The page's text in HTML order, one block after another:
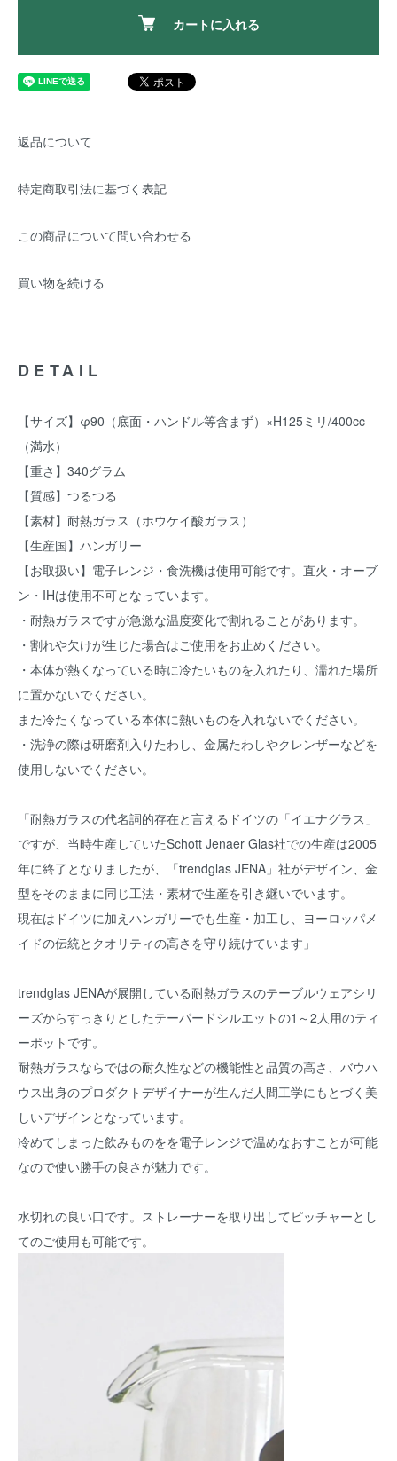
カートに入れる
返品について
特定商取引法に基づく表記
この商品について問い合わせる
買い物を続ける
DETAIL
【サイズ】φ90（底面・ハンドル等含まず）×H125ミリ/400cc
（満水）
【重さ】340グラム
【質感】つるつる
【素材】耐熱ガラス（ホウケイ酸ガラス）
【生産国】ハンガリー
【お取扱い】電子レンジ・食洗機は使用可能です。直火・オーブ
ン・IHは使用不可となっています。
・耐熱ガラスですが急激な温度変化で割れることがあります。
・割れや欠けが生じた場合はご使用をお止めください。
・本体が熱くなっている時に冷たいものを入れたり、濡れた場所
に置かないでください。
また冷たくなっている本体に熱いものを入れないでください。
・洗浄の際は研磨剤入りたわし、金属たわしやクレンザーなどを
使用しないでください。
「耐熱ガラスの代名詞的存在と言えるドイツの「イエナグラス」
ですが、当時生産していたSchott Jenaer Glas社での生産は2005
年に終了となりましたが、「trendglas JENA」社がデザイン、金
型をそのままに同じ工法・素材で生産を引き継いでいます。
現在はドイツに加えハンガリーでも生産・加工し、ヨーロッパメ
イドの伝統とクオリティの高さを守り続けています」
trendglas JENAが展開している耐熱ガラスのテーブルウェアシリ
ーズからすっきりとしたテーパードシルエットの1～2人用のティ
ーポットです。
耐熱ガラスならではの耐久性などの機能性と品質の高さ、バウハ
ウス出身のプロダクトデザイナーが生んだ人間工学にもとづく美
しいデザインとなっています。
冷めてしまった飲みものをを電子レンジで温めなおすことが可能
なので使い勝手の良さが魅力です。
水切れの良い口です。ストレーナーを取り出してピッチャーとし
てのご使用も可能です。